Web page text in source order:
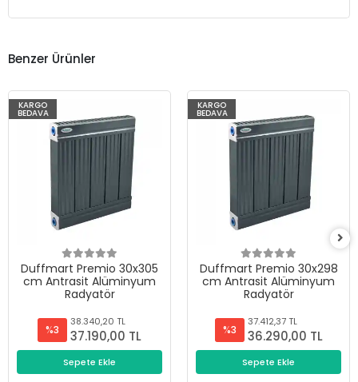
Benzer Ürünler
KARGO
BEDAVA
Duffmart Premio 30x305
cm Antrasit Alüminyum
Radyatör
%3
38.340,20 TL
37.190,00 TL
Sepete Ekle
KARGO
BEDAVA
Duffmart Premio 30x298
cm Antrasit Alüminyum
Radyatör
%3
37.412,37 TL
36.290,00 TL
Sepete Ekle